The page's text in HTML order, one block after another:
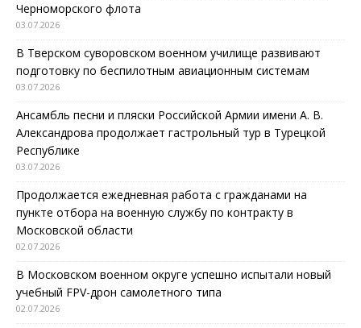
Черноморского флота
03.07.2026
В Тверском суворовском военном училище развивают
подготовку по беспилотным авиационным системам
03.07.2026
Ансамбль песни и пляски Российской Армии имени А. В.
Александрова продолжает гастрольный тур в Турецкой
Республике
03.07.2026
Продолжается ежедневная работа с гражданами на
пункте отбора на военную службу по контракту в
Московской области
02.07.2026
В Московском военном округе успешно испытали новый
учебный FPV-дрон самолетного типа
02.07.2026